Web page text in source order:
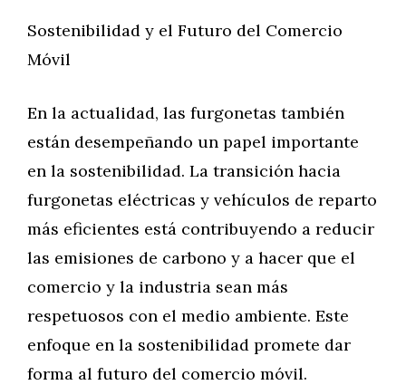
Sostenibilidad y el Futuro del Comercio
Móvil
En la actualidad, las furgonetas también
están desempeñando un papel importante
en la sostenibilidad. La transición hacia
furgonetas eléctricas y vehículos de reparto
más eficientes está contribuyendo a reducir
las emisiones de carbono y a hacer que el
comercio y la industria sean más
respetuosos con el medio ambiente. Este
enfoque en la sostenibilidad promete dar
forma al futuro del comercio móvil.